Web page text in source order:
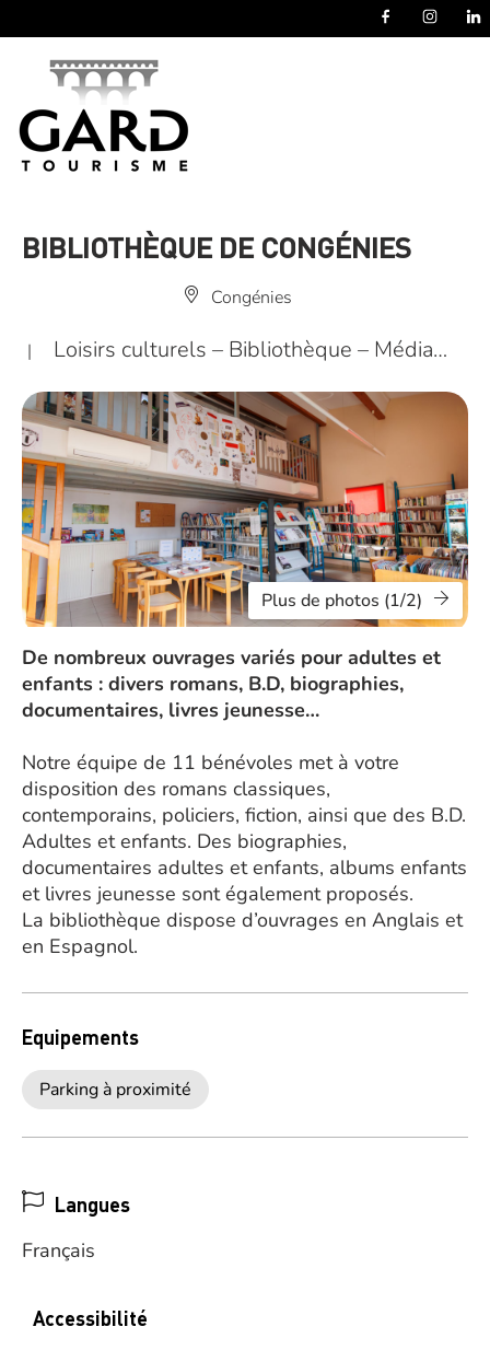
BIBLIOTHÈQUE DE CONGÉNIES
Congénies
| Loisirs culturels – Bibliothèque – Média…
Plus de photos (1/2)
De nombreux ouvrages variés pour adultes et
enfants : divers romans, B.D, biographies,
documentaires, livres jeunesse…
Notre équipe de 11 bénévoles met à votre
disposition des romans classiques,
contemporains, policiers, fiction, ainsi que des B.D.
Adultes et enfants. Des biographies,
documentaires adultes et enfants, albums enfants
et livres jeunesse sont également proposés.
La bibliothèque dispose d’ouvrages en Anglais et
en Espagnol.
Equipements
Parking à proximité
Langues
Français
Accessibilité